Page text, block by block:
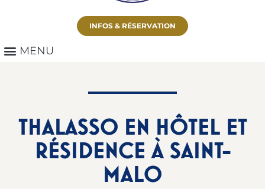
INFOS & RÉSERVATION
THALASSO EN HÔTEL ET
RÉSIDENCE À SAINT-
MALO